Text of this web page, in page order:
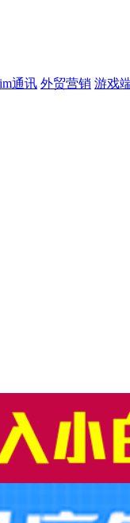
im通讯 外贸营销 游戏